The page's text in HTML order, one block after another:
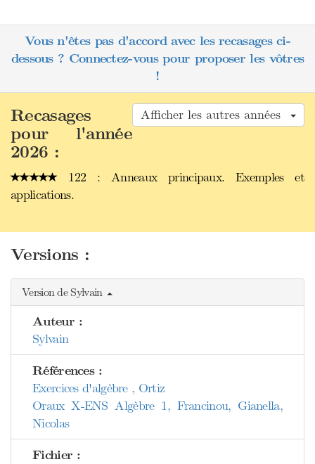
Vous n'êtes pas d'accord avec les recasages ci-
dessous ? Connectez-vous pour proposer les vôtres
!
Afficher les autres années
Recasages
pour l'année
2026 :
122 : Anneaux principaux. Exemples et
applications.
Versions :
Version de Sylvain
Auteur :
Sylvain
Références :
Exercices d'algèbre , Ortiz
Oraux X-ENS Algèbre 1, Francinou, Gianella,
Nicolas
Fichier :